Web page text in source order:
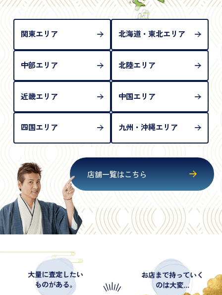
められない（住所確認ができないため）。補助書類
が必要となります
関東エリア 北海道・東北エリア
中部エリア 北陸エリア
近畿エリア 中国エリア
四国エリア 九州・沖縄エリア
店舗一覧はこちら